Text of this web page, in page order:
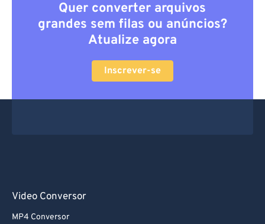
Quer converter arquivos
grandes sem filas ou anúncios?
Atualize agora
Inscrever-se
Video Conversor
MP4 Conversor